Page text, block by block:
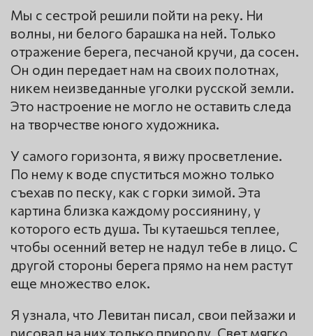
Мы с сестрой решили пойти на реку. Ни
волны, ни белого барашка на ней. Только
отражение берега, песчаной кручи, да сосен.
Он один передает нам на своих полотнах,
никем неизведанные уголки русской земли.
Это настроение не могло не оставить следа
на творчестве юного художника.
У самого горизонта, я вижу просветление.
По нему к воде спуститься можно только
съехав по песку, как с горки зимой. Эта
картина близка каждому россиянину, у
которого есть душа. Ты кутаешься теплее,
чтобы осенний ветер не надул тебе в лицо. С
другой стороны берега прямо на нем растут
еще множество елок.
Я узнала, что Левитан писал, свои пейзажи и
рисовал на них только природу. Свет мягко